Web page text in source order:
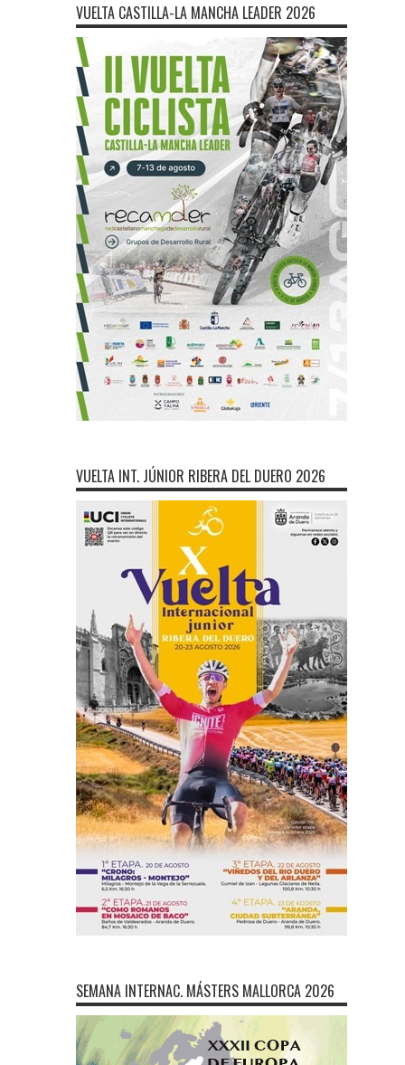
VUELTA CASTILLA-LA MANCHA LEADER 2026
VUELTA INT. JÚNIOR RIBERA DEL DUERO 2026
SEMANA INTERNAC. MÁSTERS MALLORCA 2026